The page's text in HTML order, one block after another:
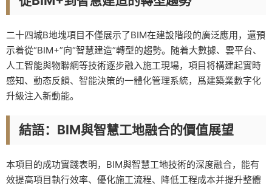
二十四城B地塊項目不僅展示了BIM在建設階段的廣泛應用，還預
示着從“BIM+”向“智慧建造”轉型的趨勢。随着大數據、雲平台、
人工智能與物聯網等技術逐步融入施工現場，項目将構建起實時
感知、動态反饋、智能決策的一體化管理系統，爲建築業數字化
升級注入新動能。
結語：BIM與智慧工地融合的價值展望
本項目的成功實踐表明，BIM與智慧工地技術的深度融合，能有
效提高項目執行效率、優化施工流程、降低工程成本并提升整體